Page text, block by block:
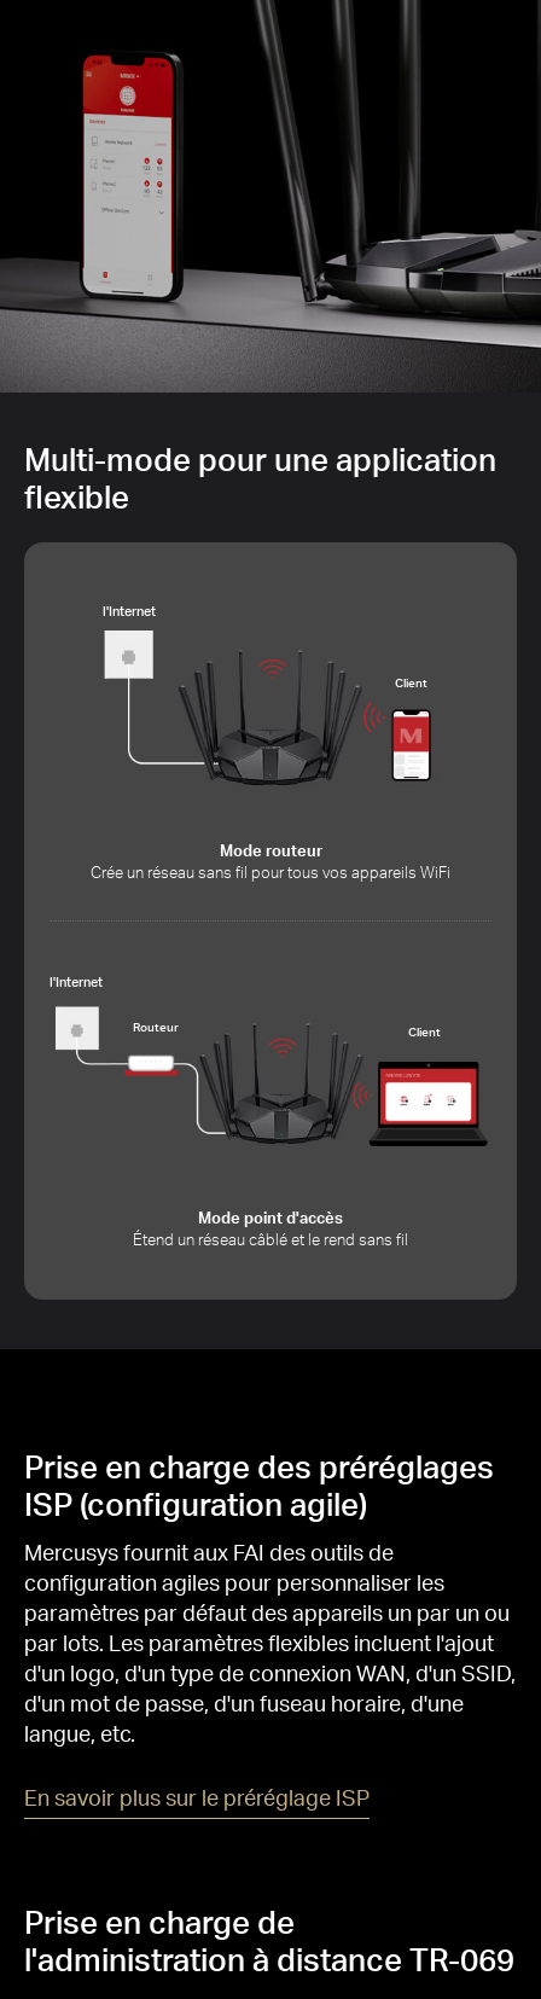
Multi-mode pour une application
flexible
l'Internet
Client
Mode routeur
Crée un réseau sans fil pour tous vos appareils WiFi
l'Internet
Routeur Client
Mode point d'accès
Étend un réseau câblé et le rend sans fil
Prise en charge des préréglages
ISP (configuration agile)
Mercusys fournit aux FAI des outils de
configuration agiles pour personnaliser les
paramètres par défaut des appareils un par un ou
par lots. Les paramètres flexibles incluent l'ajout
d'un logo, d'un type de connexion WAN, d'un SSID,
d'un mot de passe, d'un fuseau horaire, d'une
langue, etc.
En savoir plus sur le préréglage ISP
Prise en charge de
l'administration à distance TR-069